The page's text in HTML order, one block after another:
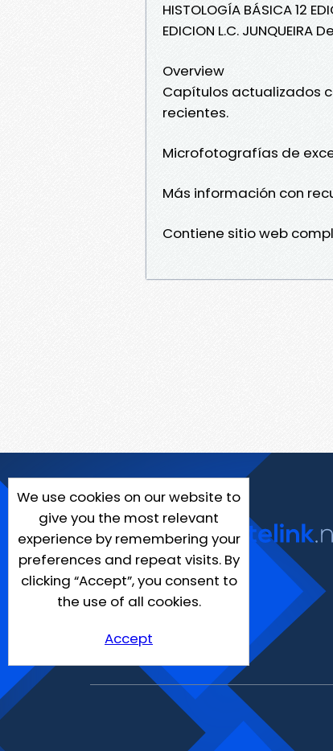
HISTOLOGÍA BÁSICA 12
EDICION L.C.
Overview
Capítulos actualizados
recientes.
Microfotografías de
Más información con
Contiene sitio web
We use cookies on our website to
give you the most relevant
experience by remembering your
preferences and repeat visits. By
clicking “Accept”, you consent to
the use of all cookies.
Accept